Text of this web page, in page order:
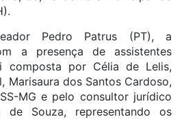
Pedro Patrus (PT), a
a presença de assistentes
composta por Célia de Lelis,
Marisaura dos Santos Cardoso,
MG e pelo consultor jurídico
de Souza, representando os